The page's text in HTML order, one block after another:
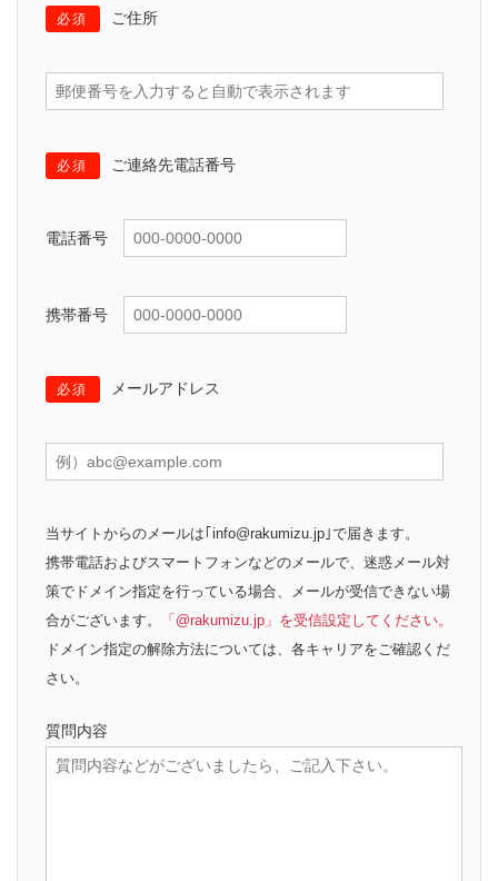
必須 ご住所
必須 ご連絡先電話番号
電話番号
携帯番号
必須 メールアドレス
当サイトからのメールは｢info@rakumizu.jp｣で届きます。
携帯電話およびスマートフォンなどのメールで、迷惑メール対
策でドメイン指定を行っている場合、メールが受信できない場
合がございます。
「@rakumizu.jp」を受信設定してください。
ドメイン指定の解除方法については、各キャリアをご確認くだ
さい。
質問内容